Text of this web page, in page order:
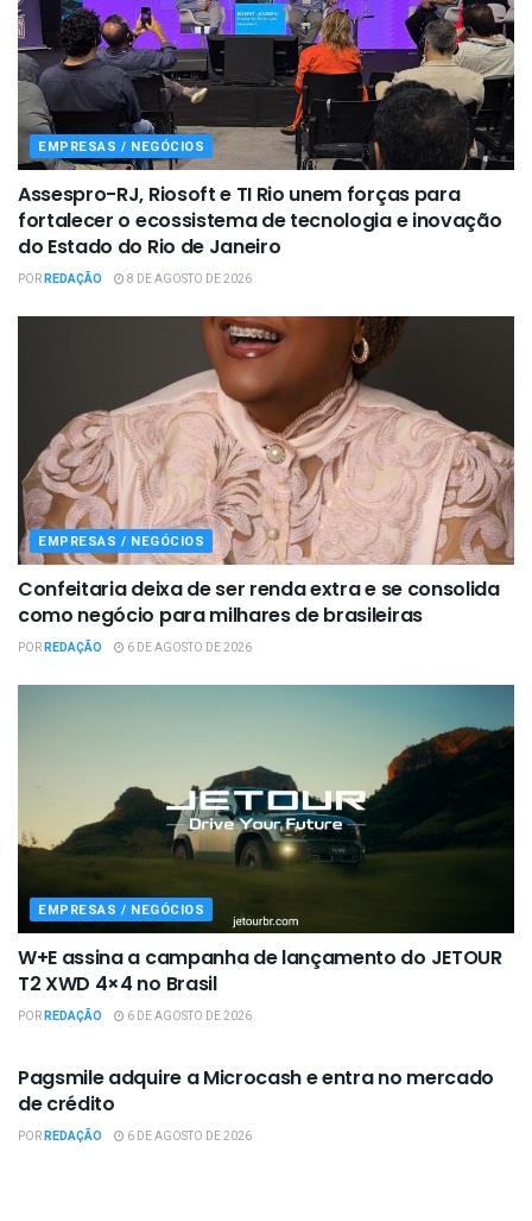
EMPRESAS / NEGÓCIOS
Assespro-RJ, Riosoft e TI Rio unem forças para
fortalecer o ecossistema de tecnologia e inovação
do Estado do Rio de Janeiro
PORREDAÇÃO 8 DE AGOSTO DE 2026
EMPRESAS / NEGÓCIOS
Confeitaria deixa de ser renda extra e se consolida
como negócio para milhares de brasileiras
PORREDAÇÃO 6 DE AGOSTO DE 2026
EMPRESAS / NEGÓCIOS
W+E assina a campanha de lançamento do JETOUR
T2 XWD 4×4 no Brasil
PORREDAÇÃO 6 DE AGOSTO DE 2026
Pagsmile adquire a Microcash e entra no mercado
de crédito
PORREDAÇÃO 6 DE AGOSTO DE 2026